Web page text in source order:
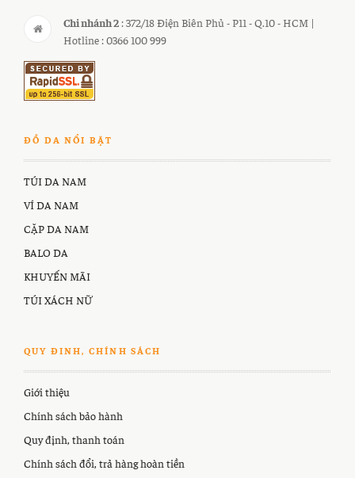
Chi nhánh 2 : 372/18 Điện Biên Phủ - P11 - Q.10 - HCM |
Hotline : 0366 100 999
ĐỒ DA NỔI BẬT
TÚI DA NAM
VÍ DA NAM
CẶP DA NAM
BALO DA
KHUYẾN MÃI
TÚI XÁCH NỮ
QUY ĐINH, CHÍNH SÁCH
Giới thiệu
Chính sách bảo hành
Quy định, thanh toán
Chính sách đổi, trả hàng hoàn tiền